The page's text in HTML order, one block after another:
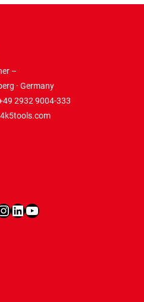
–
· Germany
2932 9004-333
LinkedInYouTube